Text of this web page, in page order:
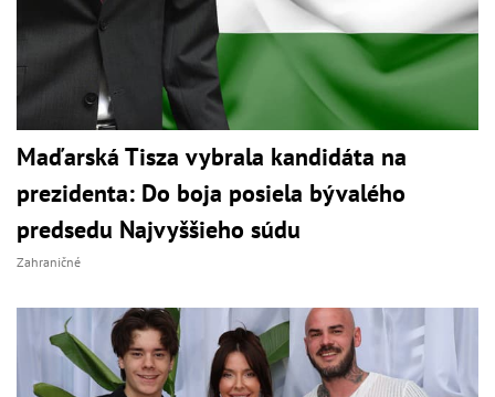
Maďarská Tisza vybrala kandidáta na
prezidenta: Do boja posiela bývalého
predsedu Najvyššieho súdu
Zahraničné